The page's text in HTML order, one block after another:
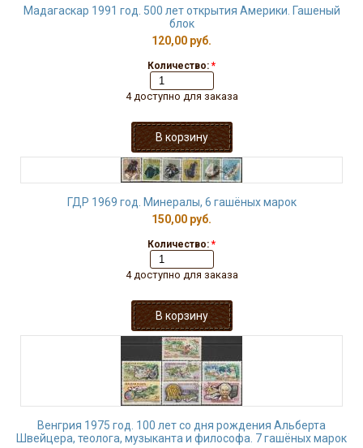
Мадагаскар 1991 год. 500 лет открытия Америки. Гашеный
блок
120,00 руб.
Количество: *
4 доступно для заказа
ГДР 1969 год. Минералы, 6 гашёных марок
150,00 руб.
Количество: *
4 доступно для заказа
Венгрия 1975 год. 100 лет со дня рождения Альберта
Швейцера, теолога, музыканта и философа. 7 гашёных марок